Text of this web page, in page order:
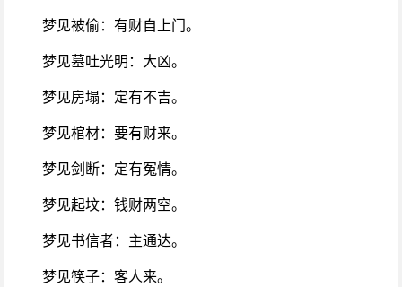
梦见被偷：有财自上门。
梦见墓吐光明：大凶。
梦见房塌：定有不吉。
梦见棺材：要有财来。
梦见剑断：定有冤情。
梦见起坟：钱财两空。
梦见书信者：主通达。
梦见筷子：客人来。